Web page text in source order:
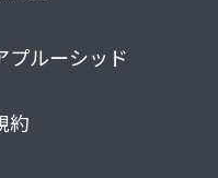
プルーシッド
約